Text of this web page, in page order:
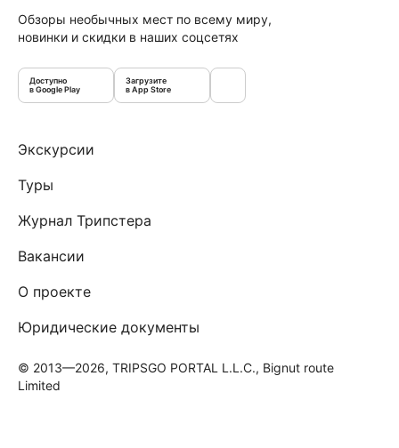
Обзоры необычных мест по всему миру,
новинки и скидки в наших соцсетях
Доступно
в Google Play
Загрузите
в App Store
Экскурсии
Туры
Журнал Трипстера
Вакансии
О проекте
Юридические документы
© 2013—2026, TRIPSGO PORTAL L.L.C., Bignut route
Limited